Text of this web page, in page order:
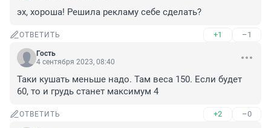
эх, хороша! Решила рекламу себе сделать?
ОТВЕТИТЬ +1 –1
Гость
4 сентября 2023, 08:40
Таки кушать меньше надо. Там веса 150. Если будет
60, то и грудь станет максимум 4
ОТВЕТИТЬ +2 –0